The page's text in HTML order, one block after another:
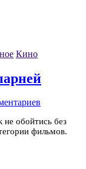
Кино
обойтись без
фильмов.